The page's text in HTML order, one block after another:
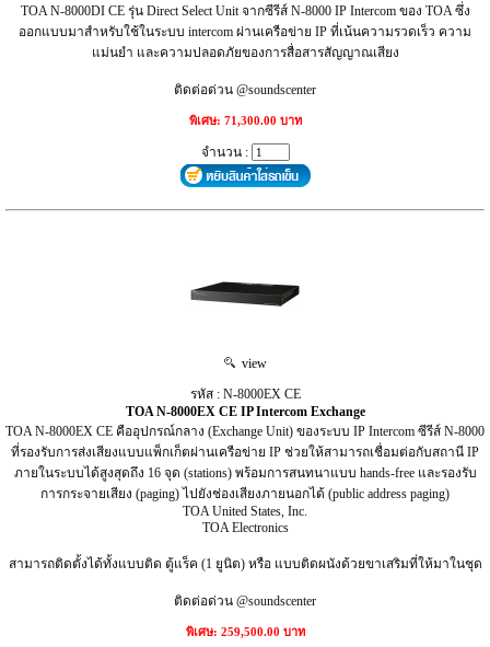
TOA N-8000DI CE รุ่น Direct Select Unit จากซีรีส์ N-8000 IP Intercom ของ TOA ซึ่ง
ออกแบบมาสำหรับใช้ในระบบ intercom ผ่านเครือข่าย IP ที่เน้นความรวดเร็ว ความ
แม่นยำ และความปลอดภัยของการสื่อสารสัญญาณเสียง
ติดต่อด่วน @soundscenter
พิเศษ: 71,300.00 บาท
จำนวน :
view
รหัส : N-8000EX CE
TOA N-8000EX CE IP Intercom Exchange
TOA N-8000EX CE คืออุปกรณ์กลาง (Exchange Unit) ของระบบ IP Intercom ซีรีส์ N-8000
ที่รองรับการส่งเสียงแบบแพ็กเก็ตผ่านเครือข่าย IP ช่วยให้สามารถเชื่อมต่อกับสถานี IP
ภายในระบบได้สูงสุดถึง 16 จุด (stations) พร้อมการสนทนาแบบ hands-free และรองรับ
การกระจายเสียง (paging) ไปยังช่องเสียงภายนอกได้ (public address paging)
TOA United States, Inc.
TOA Electronics
สามารถติดตั้งได้ทั้งแบบติด ตู้แร็ค (1 ยูนิต) หรือ แบบติดผนังด้วยขาเสริมที่ให้มาในชุด
ติดต่อด่วน @soundscenter
พิเศษ: 259,500.00 บาท